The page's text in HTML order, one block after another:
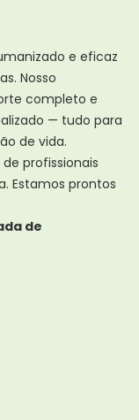
e eficaz
Nosso
completo e
— tudo para
de vida.
profissionais
Estamos prontos
de